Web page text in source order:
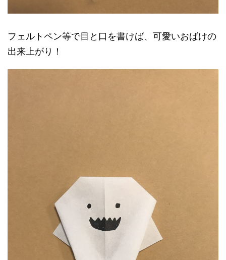
フェルトペン等で目と口を書けば、可愛いおばけの
出来上がり！